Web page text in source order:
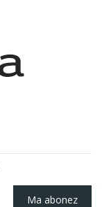
Ma abonez